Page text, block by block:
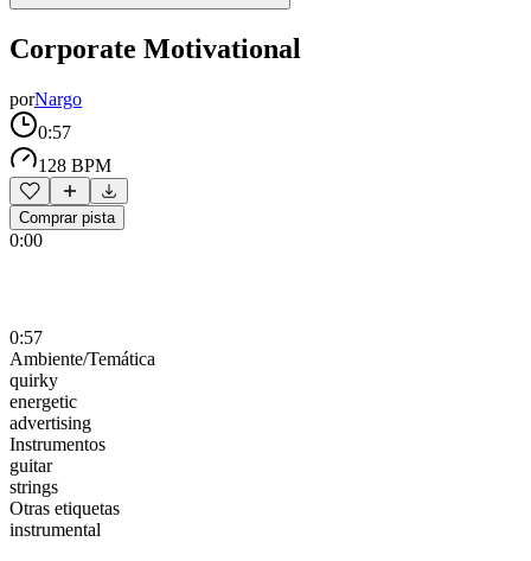
Corporate Motivational
porNargo
0:57
128 BPM
Comprar pista
0:00
0:57
Ambiente/Temática
quirky
energetic
advertising
Instrumentos
guitar
strings
Otras etiquetas
instrumental